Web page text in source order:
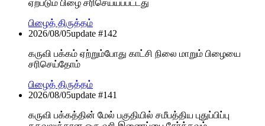
ஏற்படும் பிழை சரிசெய்யப்பட்டது
பிழைத் திருத்தம்
2026/08/05update #142
கருவி பக்கம் ஏற்றும்போது காட்சி நிலை மாறும் பிழையை
சரிசெய்தோம்
பிழைத் திருத்தம்
2026/08/05update #141
கருவி பக்கத்தின் மேல் பகுதியில் சமீபத்திய புதுப்பிப்பு